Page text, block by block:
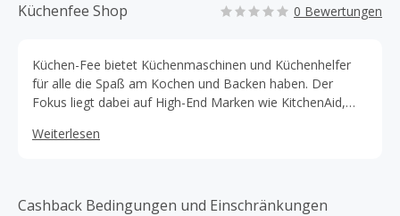
Küchenfee Shop 0 Bewertungen
Küchen-Fee bietet Küchenmaschinen und Küchenhelfer
für alle die Spaß am Kochen und Backen haben. Der
Fokus liegt dabei auf High-End Marken wie KitchenAid,
stationären Handel besitzen sie eine hohe
Weiterlesen
Cashback Bedingungen und Einschränkungen